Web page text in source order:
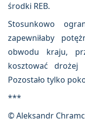
środki REB.
Stosunkowo
zapewniłaby
obwodu kraju,
kosztować drożej
Pozostało tylko
***
© Aleksandr